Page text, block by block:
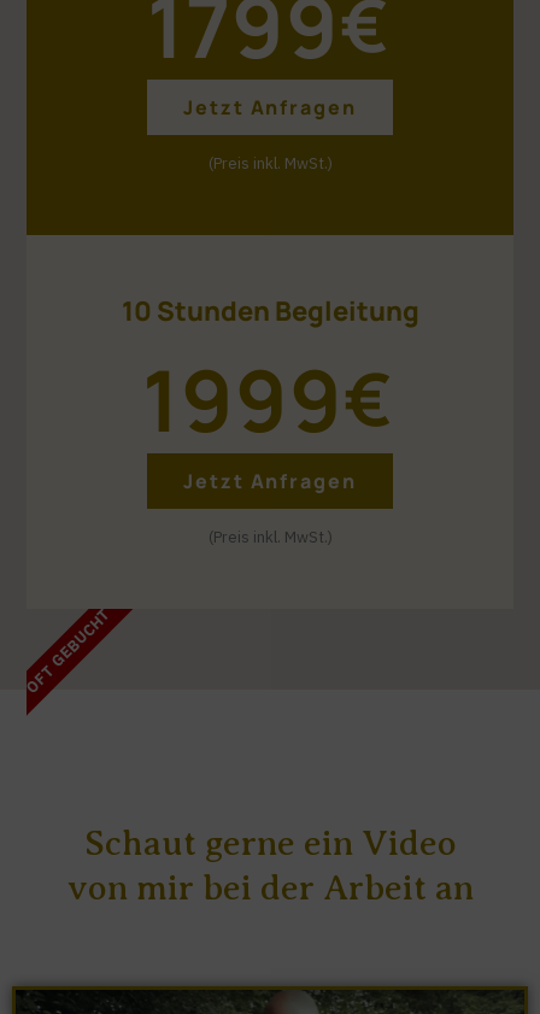
1799€
Jetzt Anfragen
(Preis inkl. MwSt.)
10 Stunden Begleitung
1999€
Jetzt Anfragen
(Preis inkl. MwSt.)
OFT GEBUCHT
Schaut gerne ein Video
von mir bei der Arbeit an